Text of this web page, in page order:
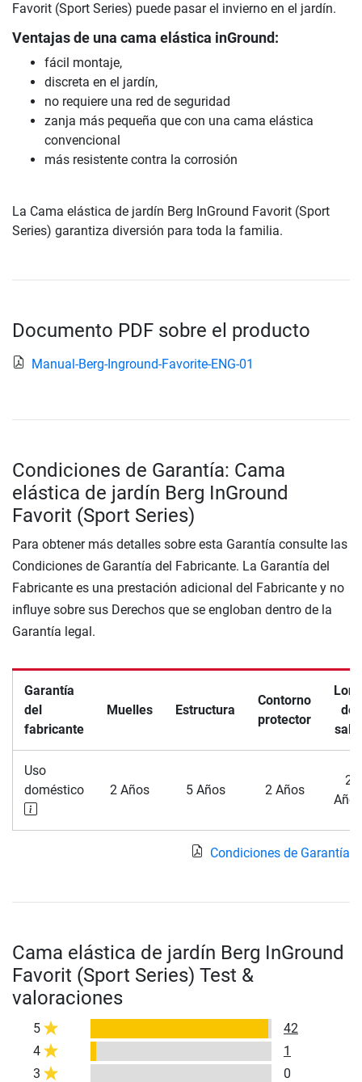
Favorit (Sport Series) puede pasar el invierno en el jardín.
Ventajas de una cama elástica inGround:
fácil montaje,
discreta en el jardín,
no requiere una red de seguridad
zanja más pequeña que con una cama elástica
convencional
más resistente contra la corrosión
La Cama elástica de jardín Berg InGround Favorit (Sport
Series) garantiza diversión para toda la familia.
Documento PDF sobre el producto
Manual-Berg-Inground-Favorite-ENG-01
Condiciones de Garantía: Cama
elástica de jardín Berg InGround
Favorit (Sport Series)
Para obtener más detalles sobre esta Garantía consulte las
Condiciones de Garantía del Fabricante. La Garantía del
Fabricante es una prestación adicional del Fabricante y no
influye sobre sus Derechos que se engloban dentro de la
Garantía legal.
Garantía
del
fabricante
Muelles Estructura
Contorno
protector
Lona
de
salto
Uso
doméstico
2 Años 5 Años 2 Años
2
Años
Condiciones de Garantía
Cama elástica de jardín Berg InGround
Favorit (Sport Series) Test &
valoraciones
5
42
4
1
3
0